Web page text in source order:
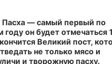
Пасха — самый первый по
он будет отмечаться
Великий пост,
не только мясо и
и творожную пасху.